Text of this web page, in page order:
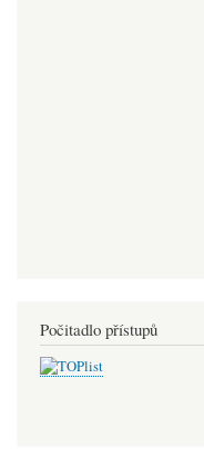
Počitadlo přístupů